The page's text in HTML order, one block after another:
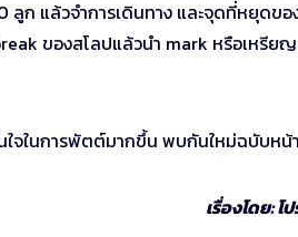
แล้วจำการเดินทาง และจุดที่หยุดขอ
ของสโลปแล้วนำ mark หรือเหรีย
ใจในการพัตต์มากขึ้น พบกันใหม่ฉบับห
เรื่องโดย: